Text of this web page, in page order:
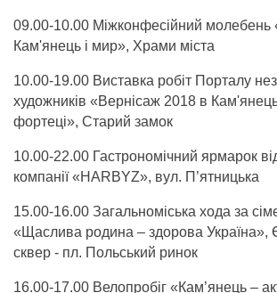
09.00-10.00 Міжконфесійний молебень
Кам'янець і мир», Храми міста
10.00-19.00 Виставка робіт Порталу
художників «Вернісаж 2018 в
фортеці», Старий замок
10.00-22.00 Гастрономічний ярмарок
компанії «HARBYZ», вул. П’ятницька
15.00-16.00 Загальноміська хода за
«Щаслива родина – здорова Україна»,
сквер - пл. Польський ринок
16.00-17.00 Велопробіг «Кам’янець –